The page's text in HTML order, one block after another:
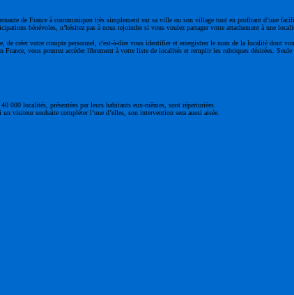
de France à communiquer très simplement sur sa ville ou son village tout en profitant d’une
bénévoles, n’hésitez pas à nous rejoindre si vous voulez partager votre attachement à une
de créer votre compte personnel, c'est-à-dire vous identifier et enregistrer le nom de la localité dont
vous pourrez accéder librement à votre liste de localités et remplir les rubriques désirées.
000 localités, présentées par leurs habitants eux-mêmes, sont répertoriées.
visiteur souhaite compléter l’une d’elles, son intervention sera aussi aisée.